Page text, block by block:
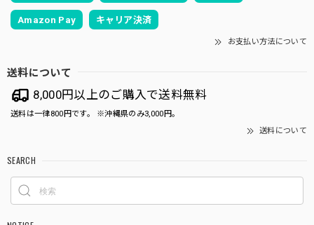
Amazon Pay キャリア決済
お支払い方法について
送料について
8,000円以上のご購入で送料無料
送料は一律800円です。 ※沖縄県のみ3,000円。
送料について
SEARCH